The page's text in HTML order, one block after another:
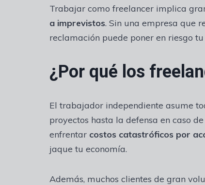
Trabajar como freelancer implica
a imprevistos. Sin una empresa que
reclamación puede poner en riesgo
¿Por qué los
El trabajador independiente asume
proyectos hasta la defensa en caso
enfrentar costos catastróficos por
jaque tu economía.
Además, muchos clientes de gran